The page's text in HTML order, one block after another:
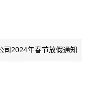
司2024年春节放假通知